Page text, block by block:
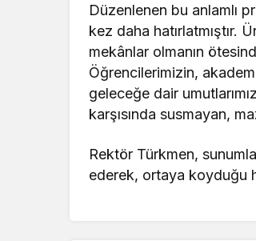
Düzenlenen bu anlamlı
kez daha hatırlatmıştır.
mekânlar olmanın
Öğrencilerimizin,
geleceğe dair
karşısında susmayan,
Rektör Türkmen,
ederek, ortaya koyduğu